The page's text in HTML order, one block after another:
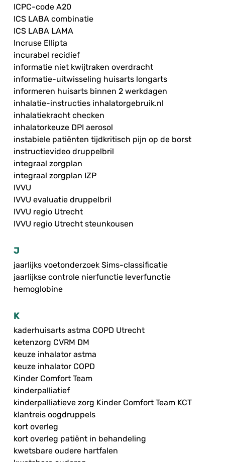
ICPC-code A20
ICS LABA combinatie
ICS LABA LAMA
Incruse Ellipta
incurabel recidief
informatie niet kwijtraken overdracht
informatie-uitwisseling huisarts longarts
informeren huisarts binnen 2 werkdagen
inhalatie-instructies inhalatorgebruik.nl
inhalatiekracht checken
inhalatorkeuze DPI aerosol
instabiele patiënten tijdkritisch pijn op de borst
instructievideo druppelbril
integraal zorgplan
integraal zorgplan IZP
IVVU
IVVU evaluatie druppelbril
IVVU regio Utrecht
IVVU regio Utrecht steunkousen
J
jaarlijks voetonderzoek Sims-classificatie
jaarlijkse controle nierfunctie leverfunctie
hemoglobine
K
kaderhuisarts astma COPD Utrecht
ketenzorg CVRM DM
keuze inhalator astma
keuze inhalator COPD
Kinder Comfort Team
kinderpalliatief
kinderpalliatieve zorg Kinder Comfort Team KCT
klantreis oogdruppels
kort overleg
kort overleg patiënt in behandeling
kwetsbare oudere hartfalen